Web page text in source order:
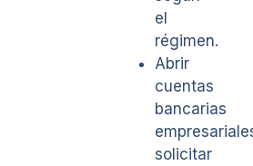
el
régimen.
Abrir
cuentas
bancarias
solicitar